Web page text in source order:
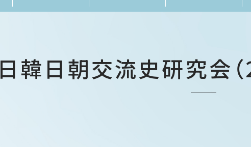
日韓日朝交流史研究会